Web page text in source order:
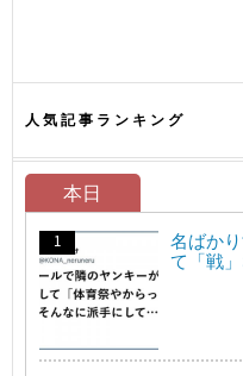
人気記事ランキング
本日
名ばか
て「戦